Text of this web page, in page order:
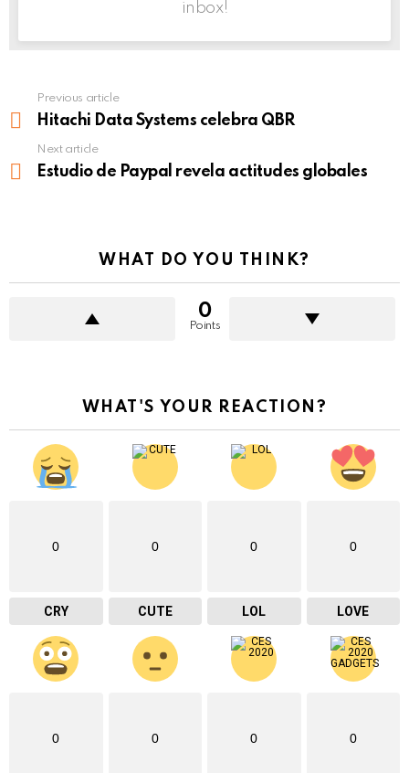
inbox!
more
Previous article
Hitachi Data Systems celebra QBR
Next article
Estudio de Paypal revela actitudes globales
WHAT DO YOU THINK?
0
Points
WHAT'S YOUR REACTION?
0
CRY
0
CUTE
0
LOL
0
LOVE
0 0 0 0